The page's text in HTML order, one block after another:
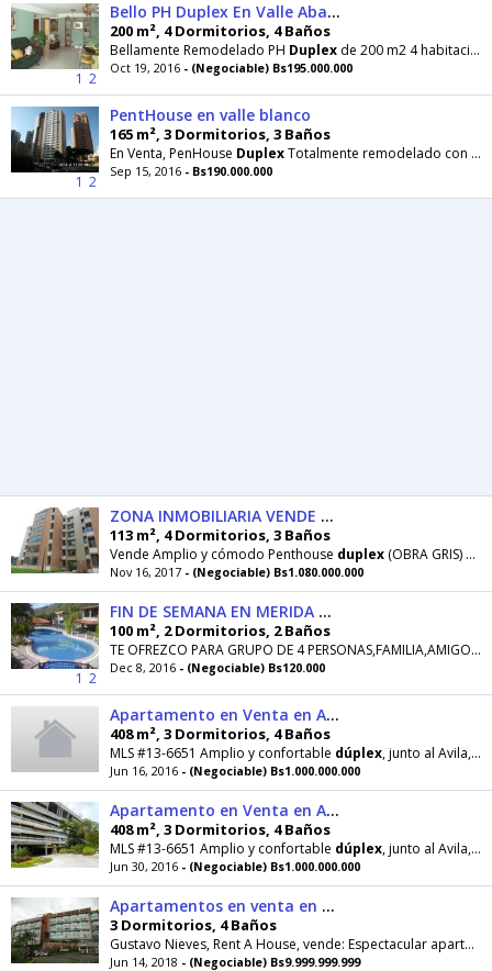
1 2
Bello PH Duplex En Valle Abajo Edificio Pequeño
200 m², 4 Dormitorios, 4 Baños
Bellamente Remodelado PH Duplex de 200 m2 4 habitaciones 3 baños (2 internos) con habitaciones
Oct 19, 2016 - (Negociable) Bs195.000.000
1 2
PentHouse en valle blanco
165 m², 3 Dormitorios, 3 Baños
En Venta, PenHouse DuplexTotalmente remodelado con excelentes acabados,Bella cocina empotrada
Sep 15, 2016 - Bs190.000.000
ZONA INMOBILIARIA VENDE AMPLIO Y COMODO PENTHOUSE EN SAN DIEGO
113 m², 4 Dormitorios, 3 Baños
Vende Amplio y cómodo Penthouse duplex (OBRA GRIS) ubicado en San Diego, Conj. Resd
Nov 16, 2017 - (Negociable) Bs1.080.000.000
1 2
FIN DE SEMANA EN MERIDA DE PISCINA 04160917198
100 m², 2 Dormitorios, 2 Baños
TE OFREZCO PARA GRUPO DE 4 PERSONAS,FAMILIA,AMIGOS,FIN DE SEMANA EN EL PARQUE ALDEA
Dec 8, 2016 - (Negociable) Bs120.000
Apartamento en Venta en Altamira
408 m², 3 Dormitorios, 4 Baños
MLS #13-6651 Amplio y confortable dúplex, junto al Avila, con clara iluminación natural, fresca
Jun 16, 2016 - (Negociable) Bs1.000.000.000
Apartamento en Venta en Altamira
408 m², 3 Dormitorios, 4 Baños
MLS #13-6651 Amplio y confortable dúplex, junto al Avila, con clara iluminación natural, fresca
Jun 30, 2016 - (Negociable) Bs1.000.000.000
Apartamentos en venta en Escampadero , , MLS 1714087
3 Dormitorios, 4 Baños
Gustavo Nieves, Rent A House, vende: Espectacular apartamento
Jun 14, 2018 - (Negociable) Bs9.999.999.999